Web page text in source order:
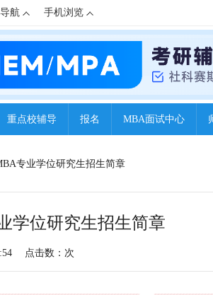
航 手机浏览
重点校辅导 报名 MBA面试中心
专业学位研究生招生简章
学位研究生招生简章
点击数： 次